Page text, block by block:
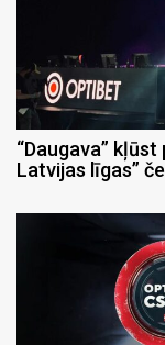
“Daugava”
Latvijas līgas”